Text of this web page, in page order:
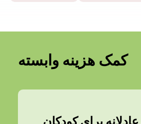
کمک هزینه وابسته